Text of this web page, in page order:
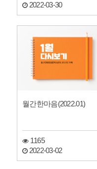
2022-03-30
월간한마음(2022.01)
1165
2022-03-02